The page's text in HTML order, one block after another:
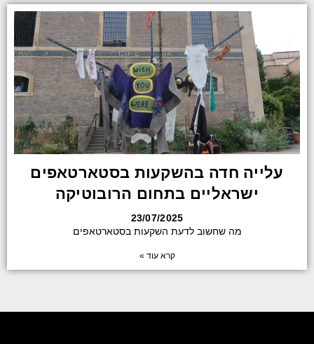
עלייה חדה בהשקעות בסטארטאפים
ישראליים בתחום הרובוטיקה
23/07/2025
מה שחשוב לדעת השקעות בסטארטאפים
קרא עוד »